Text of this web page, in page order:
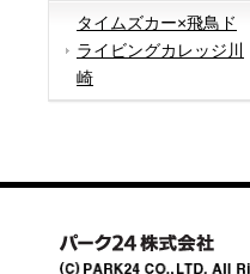
タイムズカー×飛鳥ド
ライビングカレッジ川
崎